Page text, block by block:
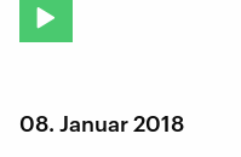
08. Januar 2018